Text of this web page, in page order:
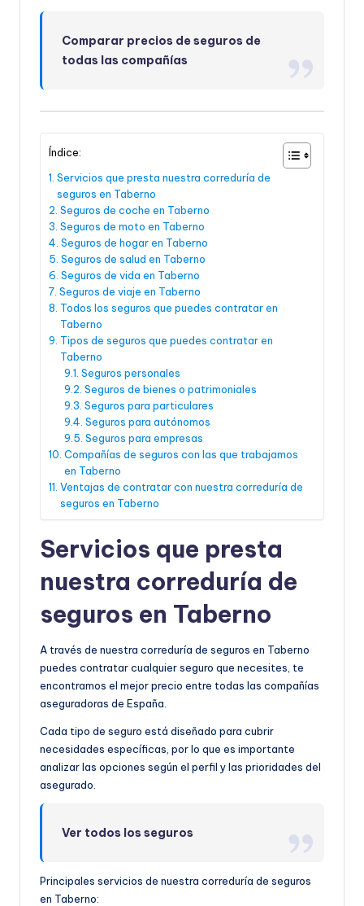
Comparar precios de seguros de
todas las compañías
Índice:
Servicios que presta nuestra correduría de
seguros en Taberno
Seguros de coche en Taberno
Seguros de moto en Taberno
Seguros de hogar en Taberno
Seguros de salud en Taberno
Seguros de vida en Taberno
Seguros de viaje en Taberno
Todos los seguros que puedes contratar en
Taberno
Tipos de seguros que puedes contratar en
Taberno
Seguros personales
Seguros de bienes o patrimoniales
Seguros para particulares
Seguros para autónomos
Seguros para empresas
Compañías de seguros con las que trabajamos
en Taberno
Ventajas de contratar con nuestra correduría de
seguros en Taberno
Servicios que presta
nuestra correduría de
seguros en Taberno
A través de nuestra correduría de seguros en Taberno
puedes contratar cualquier seguro que necesites, te
encontramos el mejor precio entre todas las compañías
aseguradoras de España.
Cada tipo de seguro está diseñado para cubrir
necesidades específicas, por lo que es importante
analizar las opciones según el perfil y las prioridades del
asegurado.
Ver todos los seguros
Principales servicios de nuestra correduría de seguros
en Taberno: